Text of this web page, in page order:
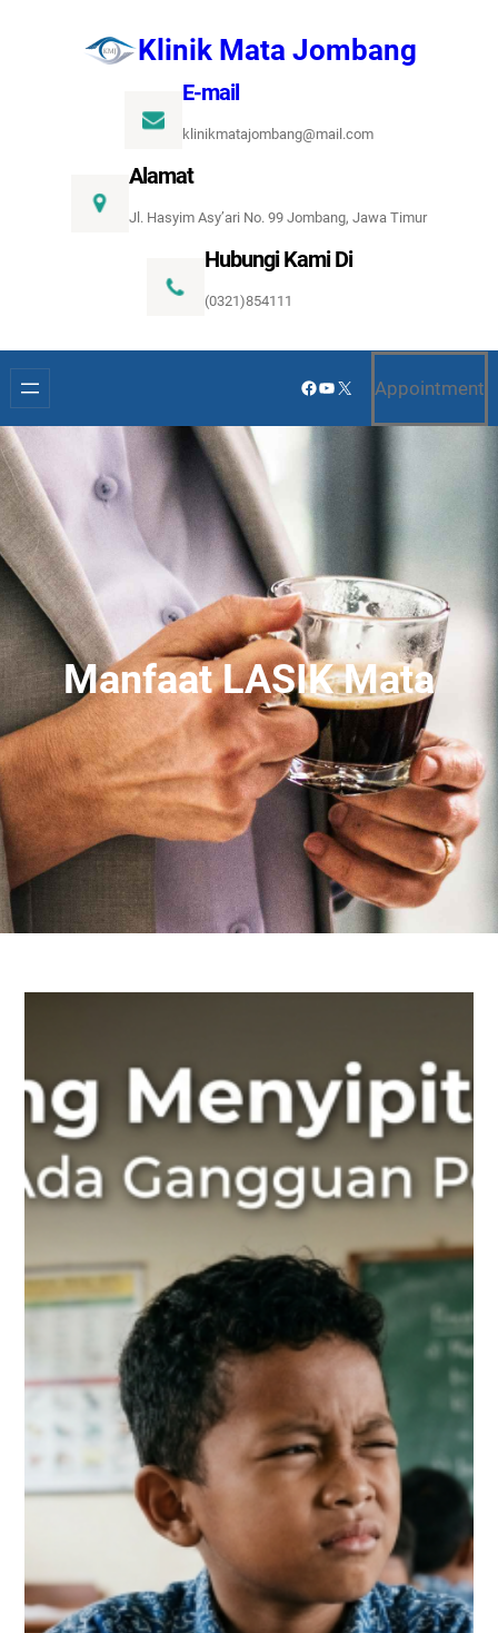
Klinik Mata Jombang
E-mail
klinikmatajombang@mail.com
Alamat
Jl. Hasyim Asy’ari No. 99 Jombang, Jawa Timur
Hubungi Kami Di
(0321)854111
Facebook
YouTube
X Appointment
Manfaat LASIK Mata